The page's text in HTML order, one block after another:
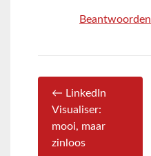
Beantwoorden
← LinkedIn
Visualiser:
mooi, maar
zinloos